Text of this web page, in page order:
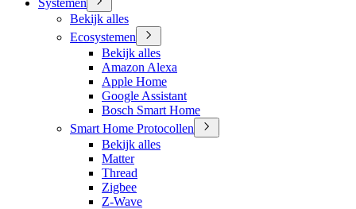
Systemen
Bekijk alles
Ecosystemen
Bekijk alles
Amazon Alexa
Apple Home
Google Assistant
Bosch Smart Home
Smart Home Protocollen
Bekijk alles
Matter
Thread
Zigbee
Z-Wave